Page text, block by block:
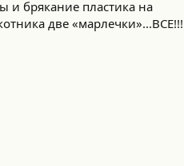
и брякание пластика на
две «марлечки»...ВСЕ!!!